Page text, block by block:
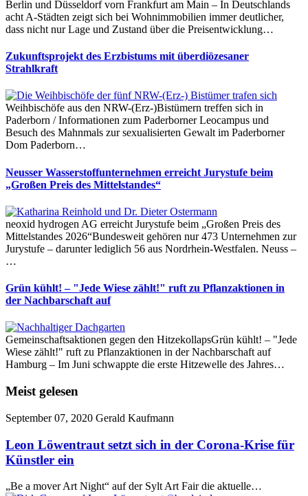
Berlin und Düsseldorf vorn Frankfurt am Main – In Deutschlands
acht A-Städten zeigt sich bei Wohnimmobilien immer deutlicher,
dass nicht nur Lage und Zustand über die Preisentwicklung…
Zukunftsprojekt des Erzbistums mit überdiözesaner
Strahlkraft
Weihbischöfe aus den NRW-(Erz-)Bistümern treffen sich in
Paderborn / Informationen zum Paderborner Leocampus und
Besuch des Mahnmals zur sexualisierten Gewalt im Paderborner
Dom Paderborn…
Neusser Wasserstoffunternehmen erreicht Jurystufe beim
„Großen Preis des Mittelstandes“
neoxid hydrogen AG erreicht Jurystufe beim „Großen Preis des
Mittelstandes 2026“Bundesweit gehören nur 473 Unternehmen zur
Jurystufe – darunter lediglich 56 aus Nordrhein-Westfalen. Neuss –
…
Grün kühlt! – "Jede Wiese zählt!" ruft zu Pflanzaktionen in
der Nachbarschaft auf
Gemeinschaftsaktionen gegen den HitzekollapsGrün kühlt! – "Jede
Wiese zählt!" ruft zu Pflanzaktionen in der Nachbarschaft auf
Hamburg – Im Juni schwappte die erste Hitzewelle des Jahres…
Meist gelesen
September 07, 2020 Gerald Kaufmann
Leon Löwentraut setzt sich in der Corona-Krise für
Künstler ein
„Be a mover Art Night“ auf der Sylt Art Fair die aktuelle…